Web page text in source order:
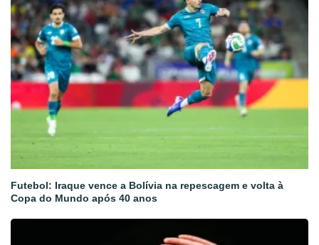
Futebol: Iraque vence a Bolívia na repescagem e volta à
Copa do Mundo após 40 anos